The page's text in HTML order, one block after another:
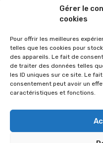
Gérer le
cookies
Pour offrir les meilleures
telles que les cookies pour
des appareils. Le fait de
de traiter des données telles
les ID uniques sur ce site. Le
consentement peut avoir un
caractéristiques et fonctions.
TOP-PARENTS 14 mai